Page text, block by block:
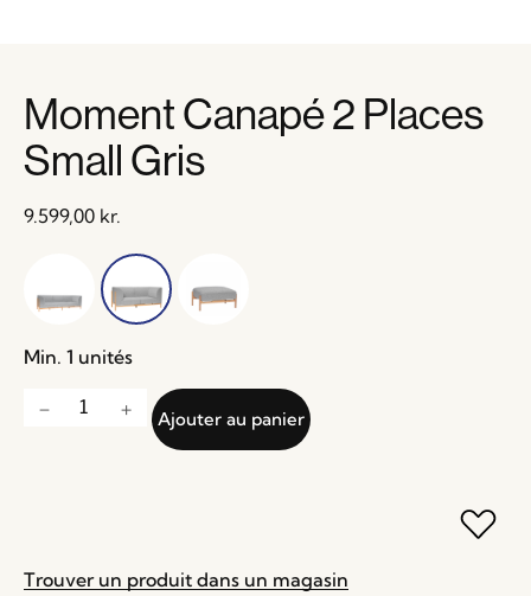
Moment Canapé 2 Places
Small Gris
9.599,00 kr.
Min. 1 unités
Ajouter au panier
Trouver un produit dans un magasin